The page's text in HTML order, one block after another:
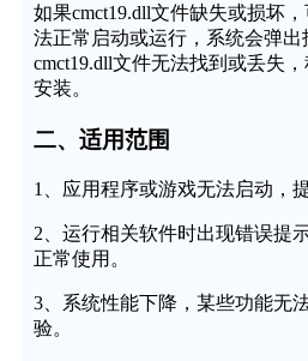
如果cmct19.dll文件缺失或损坏
法正常启动或运行，系统会弹
cmct19.dll文件无法找到或丢失
安装。
二、适用范围
1、应用程序或游戏无法启动，
2、运行相关软件时出现错误提
正常使用。
3、系统性能下降，某些功能无
验。